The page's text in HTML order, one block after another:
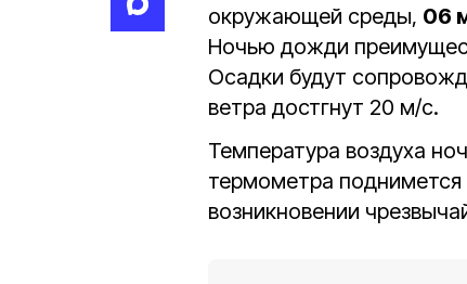
окружающей среды, 06
Ночью дожди
Осадки будут
ветра достгнут 20 м/с.
Температура воздуха
термометра поднимется
возникновении